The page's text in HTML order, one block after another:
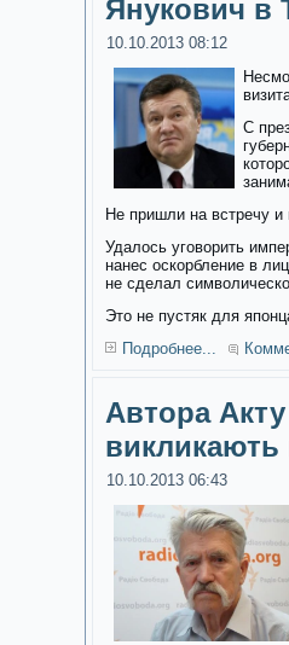
Янукович в
10.10.2013 08:12
С
Не пришли на встречу
Удалось уговорить
нанес оскорбление в
не сделал
Это не пустяк для
Подробнее...
Автора
викликають
10.10.2013 06:43